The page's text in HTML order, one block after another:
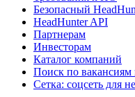
Безопасный
HeadHunter API
Партнерам
Инвесторам
Каталог компаний
Поиск по вакансиям
Сетка: соцсеть для